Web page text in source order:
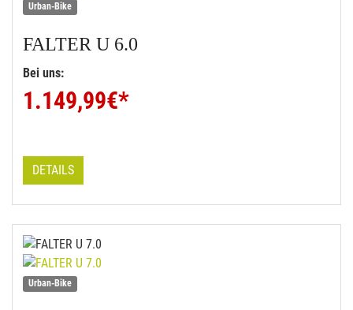
Urban-Bike
FALTER U 6.0
Bei uns:
1.149,99€*
DETAILS
Urban-Bike